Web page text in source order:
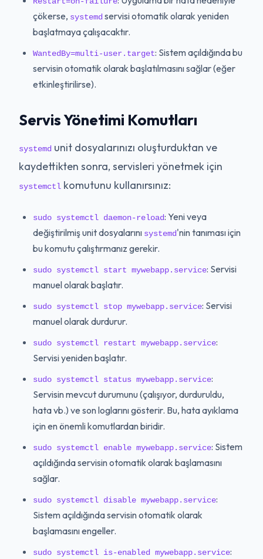
çökerse, systemdservisi otomatik olarak yeniden
başlatmaya çalışacaktır.
WantedBy=multi-user.target: Sistem açıldığında bu
servisin otomatik olarak başlatılmasını sağlar (eğer
etkinleştirilirse).
Servis Yönetimi Komutları
systemd unit dosyalarınızı oluşturduktan ve
kaydettikten sonra, servisleri yönetmek için
systemctl komutunu kullanırsınız:
sudo systemctl daemon-reload: Yeni veya
değiştirilmiş unit dosyalarını systemd'nin tanıması için
bu komutu çalıştırmanız gerekir.
sudo systemctl start mywebapp.service: Servisi
manuel olarak başlatır.
sudo systemctl stop mywebapp.service: Servisi
manuel olarak durdurur.
sudo systemctl restart mywebapp.service:
Servisi yeniden başlatır.
sudo systemctl status mywebapp.service:
Servisin mevcut durumunu (çalışıyor, durduruldu,
hata vb.) ve son loglarını gösterir. Bu, hata ayıklama
için en önemli komutlardan biridir.
sudo systemctl enable mywebapp.service: Sistem
açıldığında servisin otomatik olarak başlamasını
sağlar.
sudo systemctl disable mywebapp.service:
Sistem açıldığında servisin otomatik olarak
başlamasını engeller.
sudo systemctl is-enabled mywebapp.service: